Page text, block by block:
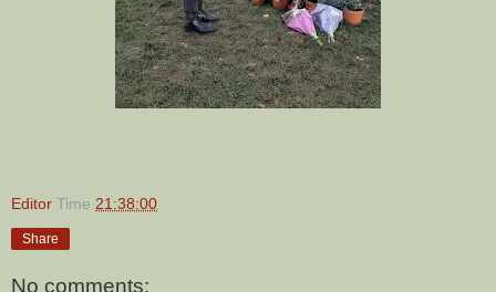
Editor Time 21:38:00
Share
No comments: